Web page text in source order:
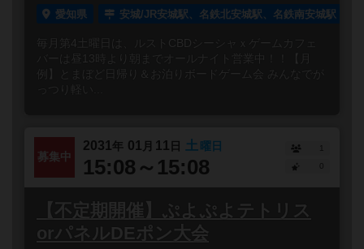
愛知県 安城/JR安城駅、名鉄北安城駅、名鉄南安城駅
毎月第4土曜日は、ルストCBDシーシャｘゲームカフェ
バーは昼13時より朝までオールナイト営業中！！【月
例】とまぼど日帰り＆お泊りボードゲーム会 みんなでが
っつり軽い...
募集中
2031 年 01 月 11 日 土 曜日
15:08～15:08
1
【不定期開催】ぷよぷよテトリス
orパネルDEポン大会